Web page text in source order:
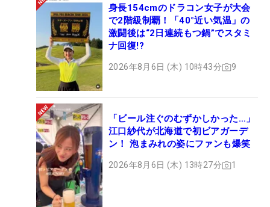
身長154cmのドラコン女子が大会
で2階級制覇！「40°近い気温」の
激闘後は“2日連続もつ鍋”でスタミ
ナ回復!?
2026年8月6日 (木) 10時43分 9
「ビール注ぐのむずかしかった…」
江口紗代が北海道で初ビアガーデ
ン！ 泡まみれの姿にファンも爆笑
2026年8月6日 (木) 13時27分 1